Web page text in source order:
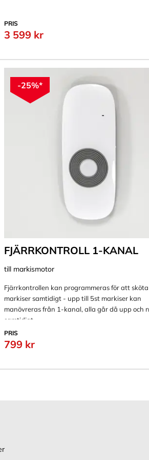
PRIS
3 599 kr
-25%*
FJÄRRKONTROLL 1-KANAL
till markismotor
Fjärrkontrollen kan programmeras för att
markiser samtidigt - upp till 5st markiser kan
manövreras från 1-kanal, alla går då upp och
samtidigt.
PRIS
799 kr